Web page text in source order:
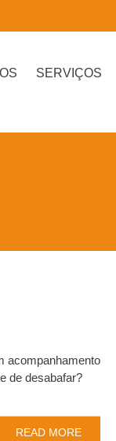
SERVIÇOS
acompanhamento
de desabafar?
READ MORE